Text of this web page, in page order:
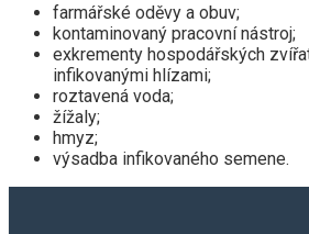
farmářské oděvy a obuv;
kontaminovaný pracovní nástroj;
exkrementy hospodářských
infikovanými hlízami;
roztavená voda;
žížaly;
hmyz;
výsadba infikovaného semene.